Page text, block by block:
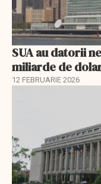
SUA au datorii
miliarde de
12 FEBRUARIE 2026